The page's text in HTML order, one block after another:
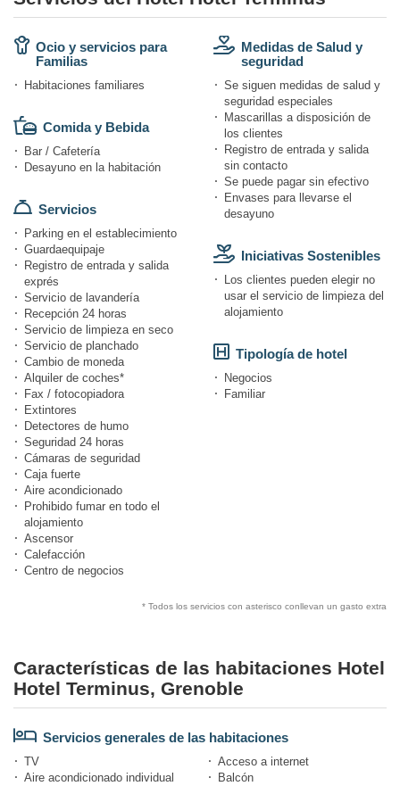
Ocio y servicios para
Familias
Habitaciones familiares
Comida y Bebida
Bar / Cafetería
Desayuno en la habitación
Servicios
Parking en el establecimiento
Guardaequipaje
Registro de entrada y salida
exprés
Servicio de lavandería
Recepción 24 horas
Servicio de limpieza en seco
Servicio de planchado
Cambio de moneda
Alquiler de coches*
Fax / fotocopiadora
Extintores
Detectores de humo
Seguridad 24 horas
Cámaras de seguridad
Caja fuerte
Aire acondicionado
Prohibido fumar en todo el
alojamiento
Ascensor
Calefacción
Centro de negocios
Medidas de Salud y
seguridad
Se siguen medidas de salud y
seguridad especiales
Mascarillas a disposición de
los clientes
Registro de entrada y salida
sin contacto
Se puede pagar sin efectivo
Envases para llevarse el
desayuno
Iniciativas Sostenibles
Los clientes pueden elegir no
usar el servicio de limpieza del
alojamiento
Tipología de hotel
Negocios
Familiar
* Todos los servicios con asterisco conllevan un gasto extra
Características de las habitaciones Hotel
Hotel Terminus, Grenoble
Servicios generales de las habitaciones
TV
Acceso a internet
Aire acondicionado individual
Balcón